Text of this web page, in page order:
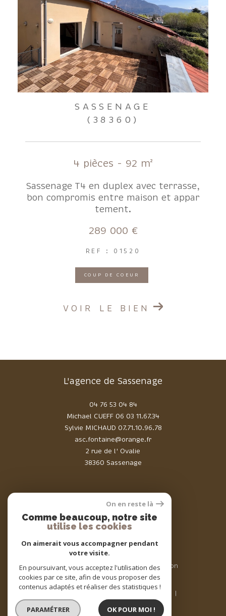
SASSENAGE
(38360)
4 pièces - 92 m²
Sassenage T4 en duplex avec terrasse,
bon compromis entre maison et appar
tement.
289 000 €
REF : 01520
COUP DE COEUR
VOIR LE BIEN
L'agence de Sassenage
04 76 53 04 84
2 rue de l' Ovalie
38360 Sassenage
Michael CUEFF 06 03 11.67.34
Sylvie MICHAUD 07.71.10.96.78
asc.fontaine@orange.fr
Adhérents
© 2026 | Tous droits réservés | Traduction
powered by Google |
Nos honoraires
Plan du site
Mentions légales
Nos liens
Politique RGPD
On en reste là
Comme beaucoup, notre site
utilise les cookies
On aimerait vous accompagner pendant
votre visite.
En poursuivant, vous acceptez l'utilisation des
cookies par ce site, afin de vous proposer des
contenus adaptés et réaliser des statistiques !
PARAMÉTRER OK POUR MOI !